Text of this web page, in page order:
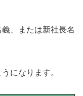
、または新社長名
になります。